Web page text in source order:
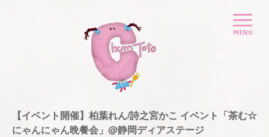
【イベント開催】柏葉れん/詩之宮かこ イベント「茶む☆
にゃんにゃん晩餐会」@静岡ディアステージ